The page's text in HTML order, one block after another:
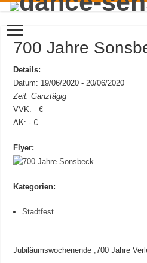
700 Jahre
Details:
Datum: 19/06/2020 - 20/06/2020
Zeit: Ganztägig
VVK: - €
AK: - €
Flyer:
Kategorien:
Stadtfest
Jubiläumswochenende „700 Jahre